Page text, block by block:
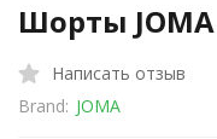
Шорты JOMA
Написать отзыв
Brand: JOMA